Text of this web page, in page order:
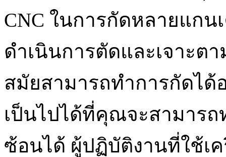
CNC ในการกัดหลายแก
ดำเนินการตัดและเจาะต
สมัยสามารถทำการกัดได้
เป็นไปได้ที่คุณจะสามาร
ซ้อนได้ ผู้ปฏิบัติงานที่ใช้เ